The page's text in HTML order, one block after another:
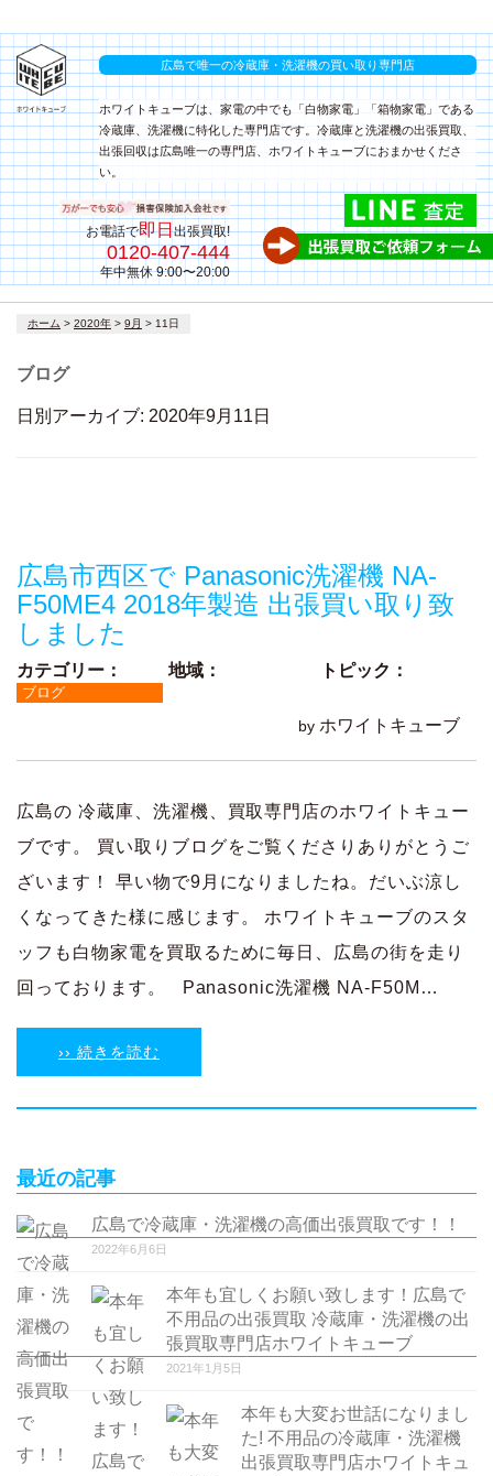
広島で唯一の冷蔵庫・洗濯機の買い取り専門店
ホワイトキューブは、家電の中でも「白物家電」「箱物家電」である
冷蔵庫、洗濯機に特化した専門店です。冷蔵庫と洗濯機の出張買取、
出張回収は広島唯一の専門店、ホワイトキューブにおまかせくださ
い。
お電話で即日出張買取!
0120-407-444
年中無休 9:00〜20:00
コ
へ
ホーム > 2020年 > 9月 > 11日
ブログ
日別アーカイブ: 2020年9月11日
広島市西区で Panasonic洗濯機 NA-
F50ME4 2018年製造 出張買い取り致
しました
カテゴリー：
ブログ
地域： トピック：
by ホワイトキューブ
広島の 冷蔵庫、洗濯機、買取専門店のホワイトキュー
ブです。 買い取りブログをご覧くださりありがとうご
ざいます！ 早い物で9月になりましたね。だいぶ涼し
くなってきた様に感じます。 ホワイトキューブのスタ
ッフも白物家電を買取るために毎日、広島の街を走り
回っております。 Panasonic洗濯機 NA-F50M…
›› 続きを読む
最近の記事
広島で冷蔵庫・洗濯機の高価出張買取です！！
2022年6月6日
本年も宜しくお願い致します！広島で
不用品の出張買取 冷蔵庫・洗濯機の出
張買取専門店ホワイトキューブ
2021年1月5日
本年も大変お世話になりまし
た! 不用品の冷蔵庫・洗濯機
出張買取専門店ホワイトキュ